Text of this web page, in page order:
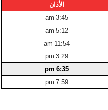
الأذان
3:45 am
5:12 am
11:54 am
3:29 pm
6:35 pm
7:59 pm